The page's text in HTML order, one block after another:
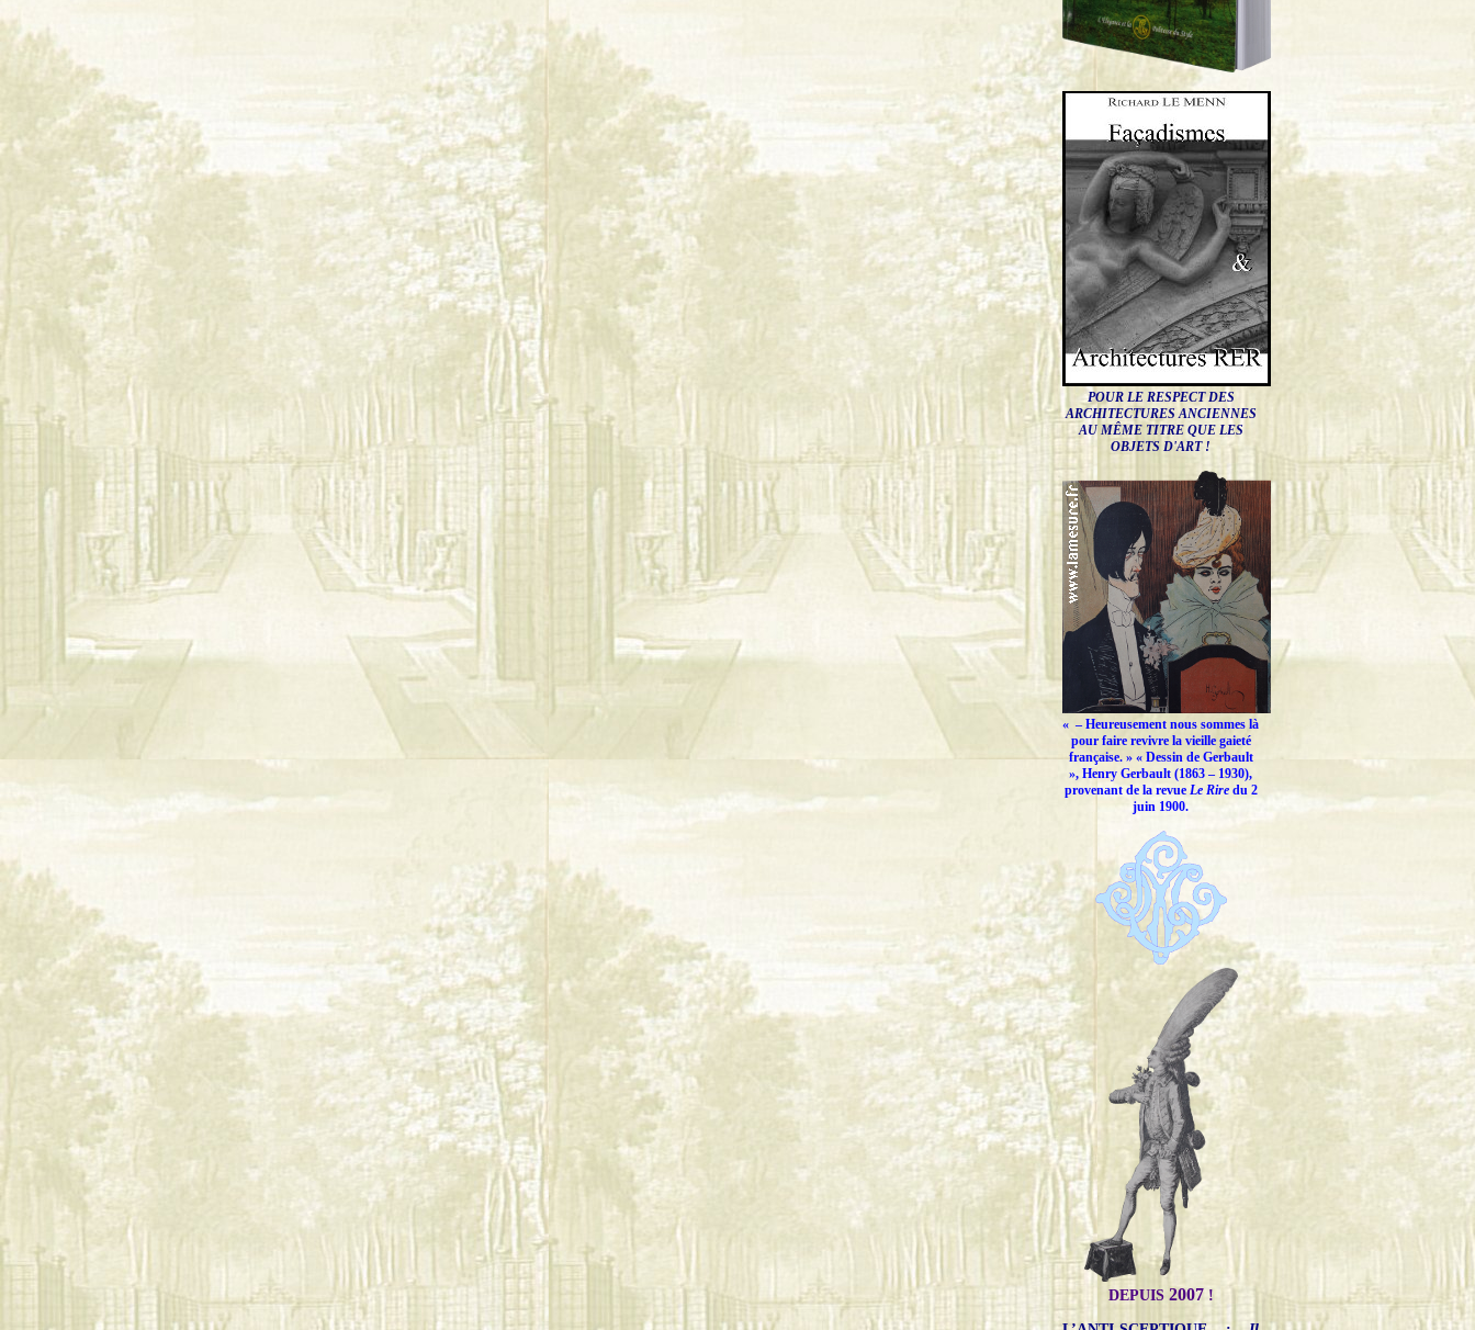
POUR LE RESPECT DES
ARCHITECTURES ANCIENNES
AU MÊME TITRE QUE LES
OBJETS D'ART !
« – Heureusement nous sommes là
pour faire revivre la vieille gaieté
française.» « Dessin de Gerbault
», Henry Gerbault (1863 – 1930),
provenant de la revue Le Riredu 2
juin 1900.
DEPUIS 2007!